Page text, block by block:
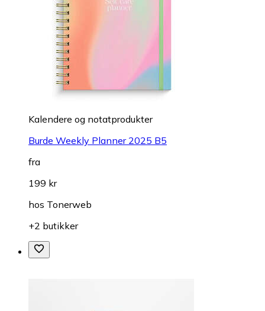
Kalendere og notatprodukter
Burde Weekly Planner 2025 B5
fra
199 kr
hos Tonerweb
+2 butikker